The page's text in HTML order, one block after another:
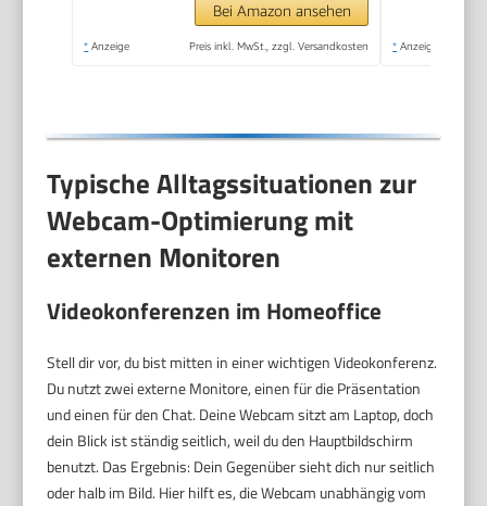
Bei Amazon ansehen
* Anzeige Preis inkl. MwSt., zzgl. Versandkosten * Anzeige
Typische Alltagssituationen zur
Webcam-Optimierung mit
externen Monitoren
Videokonferenzen im Homeoffice
Stell dir vor, du bist mitten in einer wichtigen Videokonferenz.
Du nutzt zwei externe Monitore, einen für die Präsentation
und einen für den Chat. Deine Webcam sitzt am Laptop, doch
dein Blick ist ständig seitlich, weil du den Hauptbildschirm
benutzt. Das Ergebnis: Dein Gegenüber sieht dich nur seitlich
oder halb im Bild. Hier hilft es, die Webcam unabhängig vom